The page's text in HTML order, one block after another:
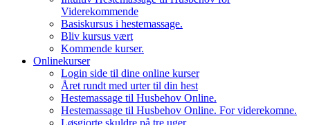
Viderekommende
Basiskursus i hestemassage.
Bliv kursus vært
Kommende kurser.
Onlinekurser
Login side til dine online kurser
Året rundt med urter til din hest
Hestemassage til Husbehov Online.
Hestemassage til Husbehov Online. For viderekomne.
Løsgjorte skuldre på tre uger